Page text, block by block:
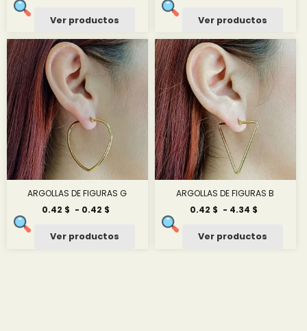
desde
1.25 $
hasta
7.50 $
Ver productos Ver productos
ARGOLLAS DE FIGURAS G
0.42 $ - 0.42 $
desde
Ver productos
ARGOLLAS DE FIGURAS B
0.42 $ - 4.34 $
desde
Ver productos